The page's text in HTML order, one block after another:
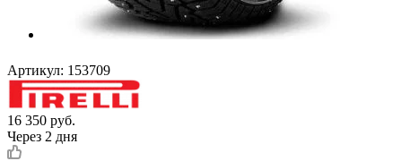
Артикул: 153709
16 350 руб.
Через 2 дня